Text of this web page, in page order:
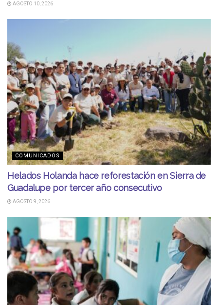
AGOSTO 10, 2026
COMUNICADOS
Helados Holanda hace reforestación en Sierra de
Guadalupe por tercer año consecutivo
AGOSTO 9, 2026